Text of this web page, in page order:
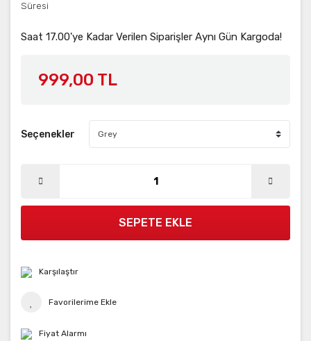
Süresi
Saat 17.00'ye Kadar Verilen Siparişler Aynı Gün Kargoda!
999,00 TL
Seçenekler
SEPETE EKLE
Karşılaştır
Fiyat Alarmı